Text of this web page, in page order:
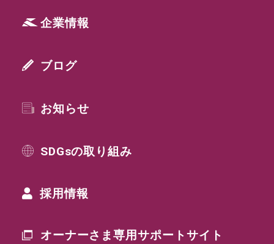
企業情報
ブログ
お知らせ
SDGsの取り組み
採用情報
オーナーさま専用サポートサイト